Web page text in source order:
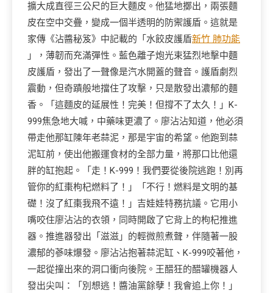
擴大成直徑三公尺的巨大麵皮。他猛地擲出，兩張麵
皮在空中交疊，變成一個半透明的防禦護盾。這就是
家傳《沾醬秘笈》中記載的「水餃皮護盾新竹 肺功能
」，薄韌而充滿彈性。藍色離子炮光束猛烈地擊中麵
皮護盾，發出了一聲像是汽水開蓋的聲音。護盾劇烈
震動，但奇蹟般地擋住了攻擊，只是散發出濃郁的麵
香。「這麵皮的延展性！完美！但撐不了太久！」K-
999焦急地大喊，中藥味更濃了。廖沾沾知道，他必須
帶走他那缸陳年老蒜泥，那是宇宙的希望。他跑到蒜
泥缸前，使出他搬運食材的全部力量，將那口比他還
胖的缸抱起。「走！K-999！我們要從後院逃跑！別再
管你的紅棗枸杞燃料了！」「不行！燃料是文明的基
礎！沒了紅棗我飛不遠！」吉娃娃特務抗議。它用小
嘴咬住廖沾沾的衣領，同時開啟了它背上的枸杞推進
器。推進器發出「滋滋」的輕微煎煮聲，伴隨著一股
濃郁的蔘味爆發。廖沾沾抱著蒜泥缸、K-999咬著他，
一起從撞出來的洞口衝向後院。王醋狂的醋罐機器人
發出尖叫：「別想逃！醬油黨餘孽！我會追上你！」